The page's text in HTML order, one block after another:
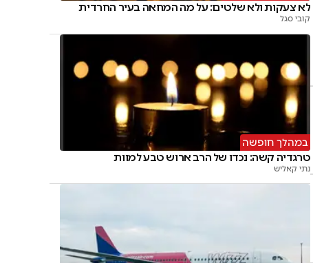
לא צעקות ולא שלטים: על מה המחאה בעיר החרדית
קובי סגל
במהלך חופשה
טרגדיה קשה: נכדו של הרב ארוש טבע למוות
נתי קאליש